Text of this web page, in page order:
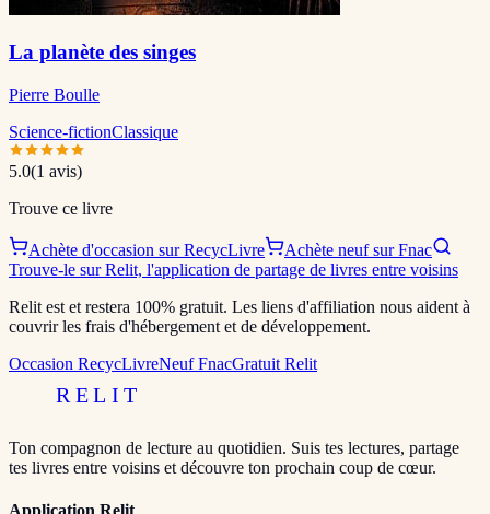
La planète des singes
Pierre Boulle
Science-fictionClassique
5.0(1 avis)
Trouve ce livre
Achète d'occasion sur RecycLivre
Achète neuf sur Fnac
Trouve-le sur Relit, l'application de partage de livres entre voisins
Relit est et restera 100% gratuit. Les liens d'affiliation nous aident à
couvrir les frais d'hébergement et de développement.
Occasion RecycLivreNeuf FnacGratuit Relit
RELIT
Ton compagnon de lecture au quotidien. Suis tes lectures, partage
tes livres entre voisins et découvre ton prochain coup de cœur.